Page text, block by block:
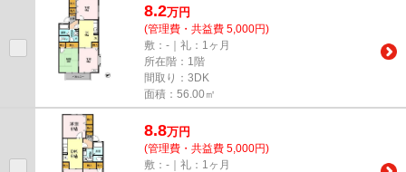
8.2万円
(管理費・共益費 5,000円)
敷：-｜礼：1ヶ月
所在階：1階
間取り：3DK
面積：56.00㎡
8.8万円
(管理費・共益費 5,000円)
敷：-｜礼：1ヶ月